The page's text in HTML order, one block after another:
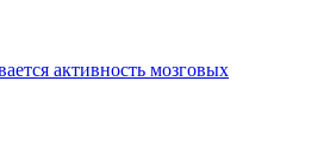
активность мозговых